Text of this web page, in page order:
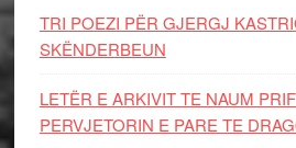
TRI POEZI PËR GJERGJ
SKËNDERBEUN
LETËR E ARKIVIT TE NAUM
PERVJETORIN E PARE TE